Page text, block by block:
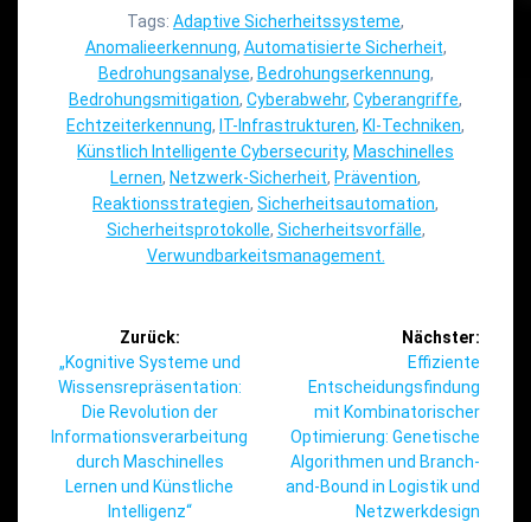
Tags: Adaptive Sicherheitssysteme,
Anomalieerkennung, Automatisierte Sicherheit,
Bedrohungsanalyse, Bedrohungserkennung,
Bedrohungsmitigation, Cyberabwehr, Cyberangriffe,
Echtzeiterkennung, IT-Infrastrukturen, KI-Techniken,
Künstlich Intelligente Cybersecurity, Maschinelles
Lernen, Netzwerk-Sicherheit, Prävention,
Reaktionsstrategien, Sicherheitsautomation,
Sicherheitsprotokolle, Sicherheitsvorfälle,
Verwundbarkeitsmanagement.
Beitragsnavigation
Zurück:
Vorheriger
Beitrag:
„Kognitive Systeme und
Wissensrepräsentation:
Die Revolution der
Informationsverarbeitung
durch Maschinelles
Lernen und Künstliche
Intelligenz“
Nächster:
Nächster
Beitrag:
Effiziente
Entscheidungsfindung
mit Kombinatorischer
Optimierung: Genetische
Algorithmen und Branch-
and-Bound in Logistik und
Netzwerkdesign